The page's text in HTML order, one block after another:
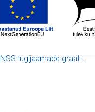
tugijaamade graafikud